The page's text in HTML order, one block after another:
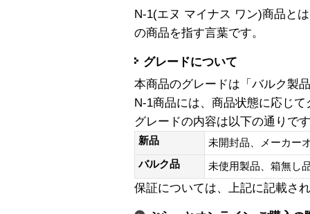
N-1(エヌ マイナス ワン)商品と
の商品を指す言葉です。
グレードについて
本商品のグレードは「バルク製
N-1商品には、商品状態に応じ
グレードの内容は以下の通りで
新品
未開封品、メーカー
バルク品
未使用製品、箱無
保証については、上記に記載さ